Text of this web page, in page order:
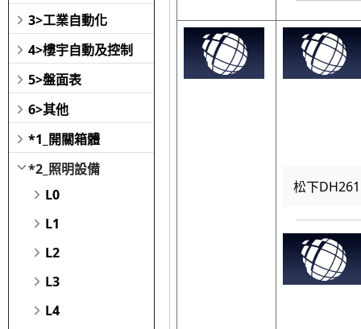
3>工業自動化
4>樓宇自動及控制
5>盤面表
6>其他
*1_開關箱體
*2_照明設備
L0
L1
L2
L3
L4
松下